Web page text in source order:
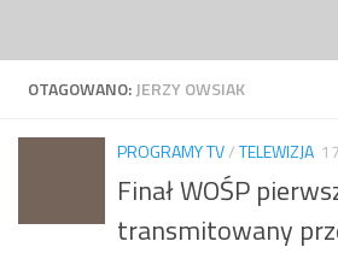
OTAGOWANO:JERZY OWSIAK
PROGRAMY TV/TELEWIZJA
Finał WOŚP
transmitowany